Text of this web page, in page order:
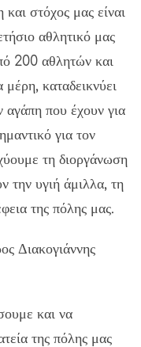
στόχος μας είναι
αθλητικό μας
200 αθλητών και
καταδεικνύει
αγάπη που έχουν για
για τον
τη διοργάνωση
την υγιή άμιλλα, τη
της πόλης μας.
Διακογιάννης
και να
της πόλης μας